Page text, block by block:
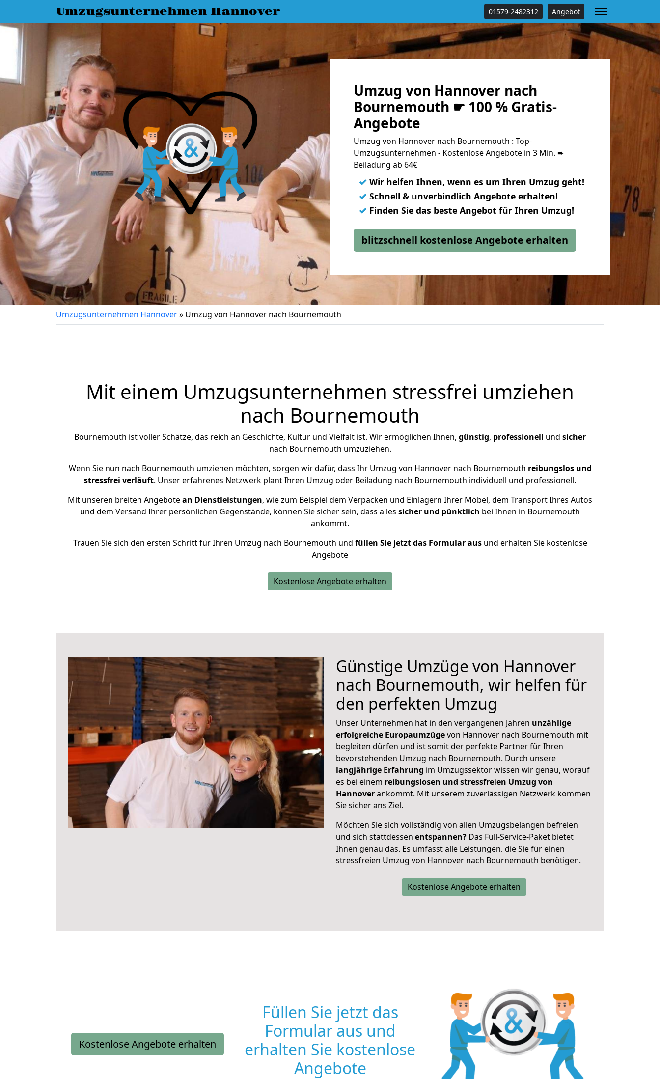
Umzugsunternehmen Hannover 01579-2482312 Angebot
Umzug von Hannover nach
Bournemouth ☛ 100 % Gratis-
Angebote
Umzug von Hannover nach Bournemouth : Top-
Umzugsunternehmen - Kostenlose Angebote in 3 Min. ➨
Beiladung ab 64€
✓ Wir helfen Ihnen, wenn es um Ihren Umzug geht!
✓ Schnell & unverbindlich Angebote erhalten!
✓ Finden Sie das beste Angebot für Ihren Umzug!
blitzschnell kostenlose Angebote erhalten
Umzugsunternehmen Hannover» Umzug von Hannover nach Bournemouth
Mit einem Umzugsunternehmen stressfrei umziehen
nach Bournemouth
Bournemouth ist voller Schätze, das reich an Geschichte, Kultur und Vielfalt ist. Wir ermöglichen Ihnen, günstig, professionell und sicher
nach Bournemouth umzuziehen.
Wenn Sie nun nach Bournemouth umziehen möchten, sorgen wir dafür, dass Ihr Umzug von Hannover nach Bournemouth reibungslos und
stressfrei verläuft. Unser erfahrenes Netzwerk plant Ihren Umzug oder Beiladung nach Bournemouth individuell und professionell.
Mit unseren breiten Angebotean Dienstleistungen, wie zum Beispiel dem Verpacken und Einlagern Ihrer Möbel, dem Transport Ihres Autos
und dem Versand Ihrer persönlichen Gegenstände, können Sie sicher sein, dass alles sicher und pünktlich bei Ihnen in Bournemouth
ankommt.
Trauen Sie sich den ersten Schritt für Ihren Umzug nach Bournemouth und füllen Sie jetzt das Formular ausund erhalten Sie kostenlose
Angebote
Kostenlose Angebote erhalten
Günstige Umzüge von Hannover
nach Bournemouth, wir helfen für
den perfekten Umzug
Unser Unternehmen hat in den vergangenen Jahren unzählige
erfolgreiche Europaumzügevon Hannover nach Bournemouth mit
begleiten dürfen und ist somit der perfekte Partner für Ihren
bevorstehenden Umzug nach Bournemouth. Durch unsere
langjährige Erfahrung im Umzugssektor wissen wir genau, worauf
es bei einem reibungslosen und stressfreien Umzug von
Hannoverankommt. Mit unserem zuverlässigen Netzwerk kommen
Sie sicher ans Ziel.
Möchten Sie sich vollständig von allen Umzugsbelangen befreien
und sich stattdessen entspannen? Das Full-Service-Paket bietet
Ihnen genau das. Es umfasst alle Leistungen, die Sie für einen
stressfreien Umzug von Hannover nach Bournemouth benötigen.
Kostenlose Angebote erhalten
Kostenlose Angebote erhalten
Füllen Sie jetzt das
Formular aus und
erhalten Sie kostenlose
Angebote